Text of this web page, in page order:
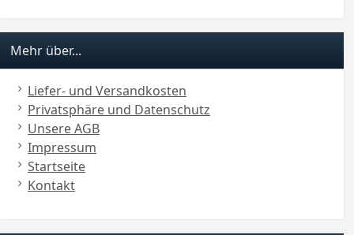
Mehr über...
Liefer- und Versandkosten
Privatsphäre und Datenschutz
Unsere AGB
Impressum
Startseite
Kontakt